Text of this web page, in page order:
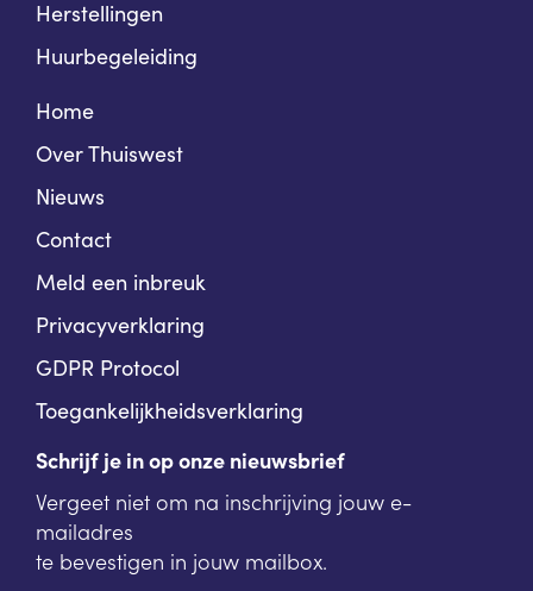
Herstellingen
Huurbegeleiding
Home
Over Thuiswest
Nieuws
Contact
Meld een inbreuk
Privacyverklaring
GDPR Protocol
Toegankelijkheidsverklaring
Schrijf je in op onze nieuwsbrief
Vergeet niet om na inschrijving jouw e-
mailadres
te bevestigen in jouw mailbox.